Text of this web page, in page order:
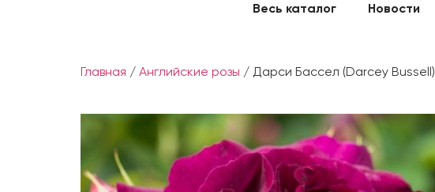
Весь каталог Новости
Главная / Английские розы / Дарси Бассел (Darcey Bussell)